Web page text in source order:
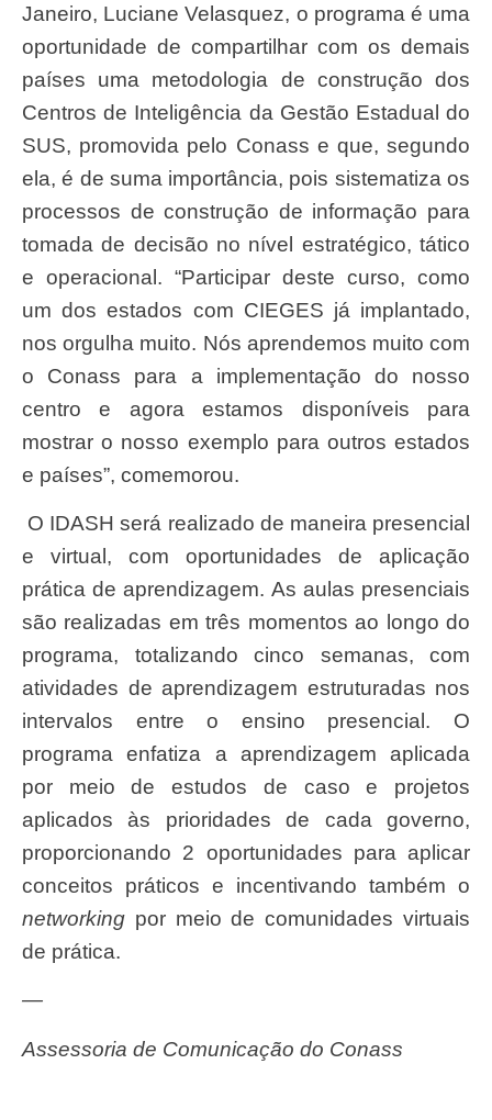
Janeiro, Luciane Velasquez, o programa é uma
oportunidade de compartilhar com os demais
países uma metodologia de construção dos
Centros de Inteligência da Gestão Estadual do
SUS, promovida pelo Conass e que, segundo
ela, é de suma importância, pois sistematiza os
processos de construção de informação para
tomada de decisão no nível estratégico, tático
e operacional. “Participar deste curso, como
um dos estados com CIEGES já implantado,
nos orgulha muito. Nós aprendemos muito com
o Conass para a implementação do nosso
centro e agora estamos disponíveis para
mostrar o nosso exemplo para outros estados
e países”, comemorou.
O IDASH será realizado de maneira presencial
e virtual, com oportunidades de aplicação
prática de aprendizagem. As aulas presenciais
são realizadas em três momentos ao longo do
programa, totalizando cinco semanas, com
atividades de aprendizagem estruturadas nos
intervalos entre o ensino presencial. O
programa enfatiza a aprendizagem aplicada
por meio de estudos de caso e projetos
aplicados às prioridades de cada governo,
proporcionando 2 oportunidades para aplicar
conceitos práticos e incentivando também o
networking por meio de comunidades virtuais
de prática.
—
Assessoria de Comunicação do Conass